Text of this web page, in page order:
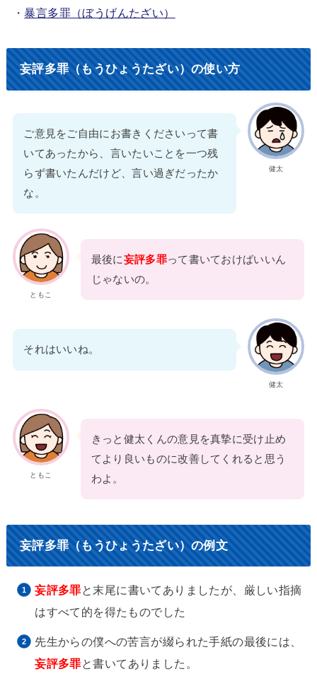
・暴言多罪（ぼうげんたざい）
妄評多罪（もうひょうたざい）の使い方
健太
ご意見をご自由にお書きくださいって書
いてあったから、言いたいことを一つ残
らず書いたんだけど、言い過ぎだったか
な。
ともこ
最後に妄評多罪って書いておけばいいん
じゃないの。
健太
それはいいね。
ともこ
きっと健太くんの意見を真摯に受け止め
てより良いものに改善してくれると思う
わよ。
妄評多罪（もうひょうたざい）の例文
妄評多罪 と末尾に書いてありましたが、厳しい指摘
はすべて的を得たものでした
先生からの僕への苦言が綴られた手紙の最後には、
妄評多罪と書いてありました。